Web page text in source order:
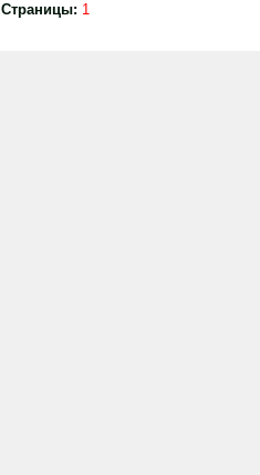
Страницы: 1